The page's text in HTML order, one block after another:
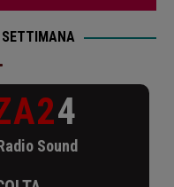
SETTIMANA
4
Sound